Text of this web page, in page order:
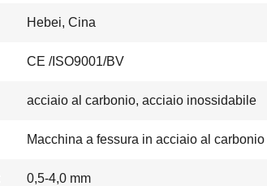
Hebei, Cina
CE /ISO9001/BV
acciaio al carbonio, acciaio inossidabile
Macchina a fessura in acciaio al carbonio
0,5-4,0 mm